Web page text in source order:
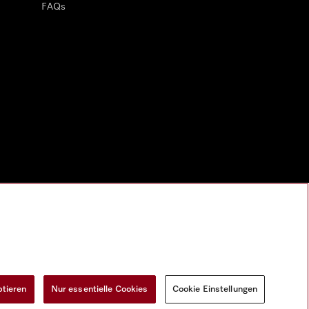
FAQs
Nur essentielle Cookies Cookie Einstellungen